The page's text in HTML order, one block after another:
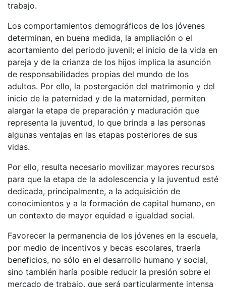
trabajo.
Los comportamientos demográficos de los jóvenes
determinan, en buena medida, la ampliación o el
acortamiento del periodo juvenil; el inicio de la vida en
pareja y de la crianza de los hijos implica la asunción
de responsabilidades propias del mundo de los
adultos. Por ello, la postergación del matrimonio y del
inicio de la paternidad y de la maternidad, permiten
alargar la etapa de preparación y maduración que
representa la juventud, lo que brinda a las personas
algunas ventajas en las etapas posteriores de sus
vidas.
Por ello, resulta necesario movilizar mayores recursos
para que la etapa de la adolescencia y la juventud esté
dedicada, principalmente, a la adquisición de
conocimientos y a la formación de capital humano, en
un contexto de mayor equidad e igualdad social.
Favorecer la permanencia de los jóvenes en la escuela,
por medio de incentivos y becas escolares, traería
beneficios, no sólo en el desarrollo humano y social,
sino también haría posible reducir la presión sobre el
mercado de trabajo, que será particularmente intensa